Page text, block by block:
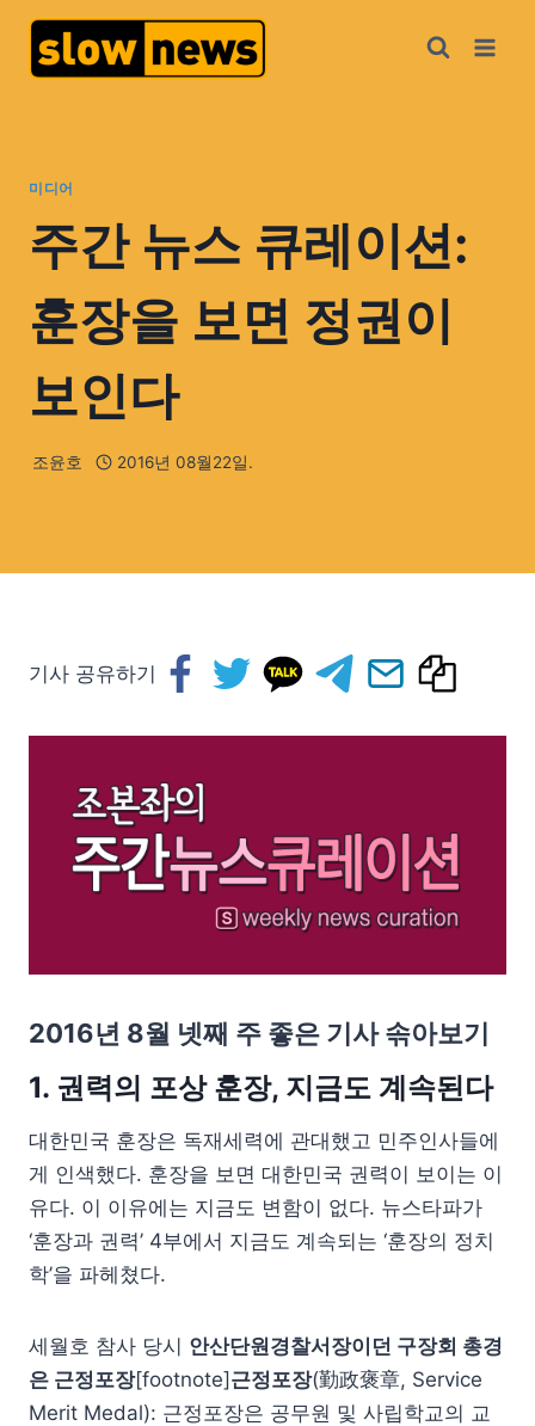
미디어
주간 뉴스 큐레이션:
훈장을 보면 정권이
보인다
조윤호 2016년 08월22일.
기사 공유하기
2016년 8월 넷째 주 좋은 기사 솎아보기
1. 권력의 포상 훈장, 지금도 계속된다
대한민국 훈장은 독재세력에 관대했고 민주인사들에
게 인색했다. 훈장을 보면 대한민국 권력이 보이는 이
유다. 이 이유에는 지금도 변함이 없다. 뉴스타파가
‘훈장과 권력’ 4부에서 지금도 계속되는 ‘훈장의 정치
학’을 파헤쳤다.
세월호 참사 당시 안산단원경찰서장이던 구장회 총경
은 근정포장[footnote] 근정포장(勤政褒章, Service
Merit Medal): 근정포장은 공무원 및 사립학교의 교